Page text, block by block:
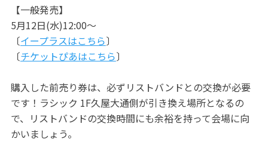
【一般発売】
5月12日(水)12:00～
〔イープラスはこちら〕
〔チケットぴあはこちら〕
購入した前売り券は、必ずリストバンドとの交換が必要
です！ラシック 1F久屋大通側が引き換え場所となるの
で、リストバンドの交換時間にも余裕を持って会場に向
かいましょう。